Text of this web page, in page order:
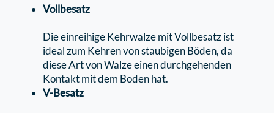
Vollbesatz
Die einreihige Kehrwalze mit Vollbesatz ist
ideal zum Kehren von staubigen Böden, da
diese Art von Walze einen durchgehenden
Kontakt mit dem Boden hat.
V-Besatz